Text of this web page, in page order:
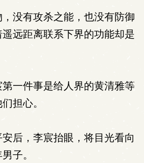
没有攻杀之能，也没有防御
远距离联系下界的功能却是
一件事是给人界的黄清雅等
担心。
后，李宸抬眼，将目光看向
子。